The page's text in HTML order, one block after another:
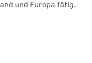
und Europa tätig.